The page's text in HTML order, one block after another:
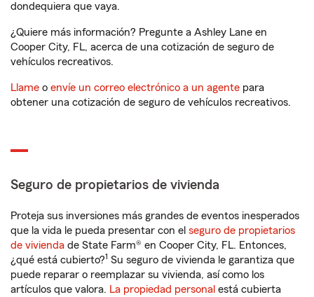
dondequiera que vaya.
¿Quiere más información? Pregunte a Ashley Lane en
Cooper City, FL, acerca de una cotización de seguro de
vehículos recreativos.
Llame o envíe un correo electrónico a un agente para
obtener una cotización de seguro de vehículos recreativos.
Seguro de propietarios de vivienda
Proteja sus inversiones más grandes de eventos inesperados
que la vida le pueda presentar con el seguro de propietarios
de vivienda de State Farm® en Cooper City, FL. Entonces,
¿qué está cubierto?1 Su seguro de vivienda le garantiza que
puede reparar o reemplazar su vivienda, así como los
artículos que valora. La propiedad personal está cubierta